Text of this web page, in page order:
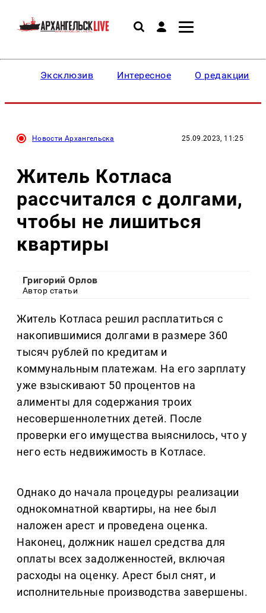
Эксклюзив Интересное О редакции
Новости Архангельска 25.09.2023, 11:25
Житель Котласа
рассчитался с долгами,
чтобы не лишиться
квартиры
Григорий Орлов
Автор статьи
Житель Котласа решил расплатиться с
накопившимися долгами в размере 360
тысяч рублей по кредитам и
коммунальным платежам. На его зарплату
уже взыскивают 50 процентов на
алименты для содержания троих
несовершеннолетних детей. После
проверки его имущества выяснилось, что у
него есть недвижимость в Котласе.
Однако до начала процедуры реализации
однокомнатной квартиры, на нее был
наложен арест и проведена оценка.
Наконец, должник нашел средства для
оплаты всех задолженностей, включая
расходы на оценку. Арест был снят, и
исполнительные производства завершены.